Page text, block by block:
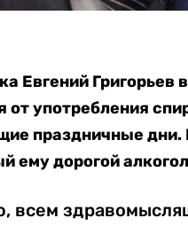
Евгений Григорьев
от употребления
праздничные дни.
ему дорогой
всем